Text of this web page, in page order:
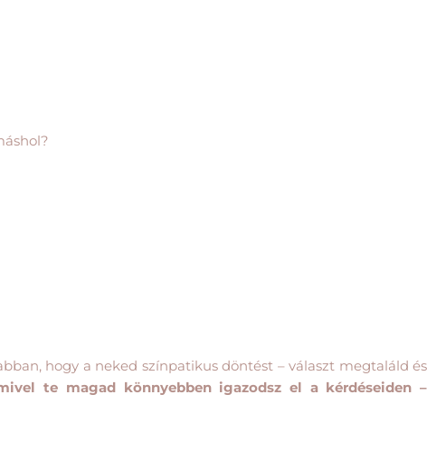
hogy a neked színpatikus döntést – választ megtaláld és
te magad könnyebben igazodsz el a kérdéseiden –